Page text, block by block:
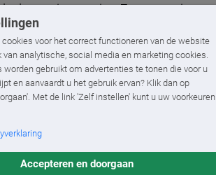
voor het correct functioneren van de website
van analytische, social media en marketing cookies.
worden gebruikt om advertenties te tonen die voor u
en aanvaardt u het gebruik ervan? Klik dan op
Met de link 'Zelf instellen' kunt u uw voorkeuren
Accepteren en doorgaan
decoratieve opties. Zo passen jouw